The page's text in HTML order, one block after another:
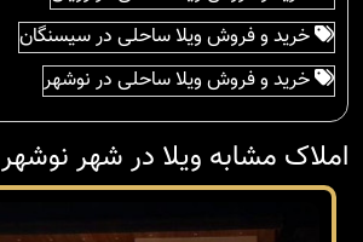
خرید و فروش ویلا ساحلی در سیسنگان
خرید و فروش ویلا ساحلی در نوشهر
املاک مشابه ویلا در شهر نوشهر